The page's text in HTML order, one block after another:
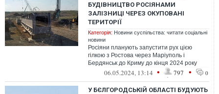
БУДІВНИЦТВО РОСІЯНАМИ
ЗАЛІЗНИЦІ ЧЕРЕЗ ОКУПОВАНІ
ТЕРИТОРІЇ
Категорія: Новини суспільства: читати соціальні
новини
Росіяни планують запустити рух цією
гілкою з Ростова через Маріуполь і
Бердянськ до Криму до кінця 2024 року
06.05.2024, 13:14 • 797 • 0
У БЄЛГОРОДСЬКІЙ ОБЛАСТІ БУДУЮТЬ